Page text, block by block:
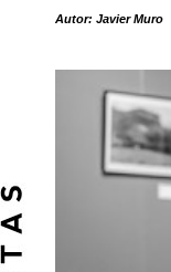
Autor: Javier Muro